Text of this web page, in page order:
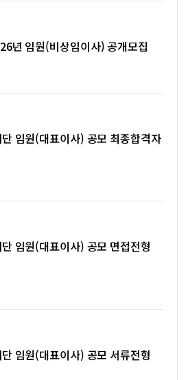
년 임원(비상임이사) 공개모집
임원(대표이사) 공모 최종합격자
임원(대표이사) 공모 면접전형
임원(대표이사) 공모 서류전형